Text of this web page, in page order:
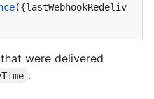
({lastWebhookRedeliv
were delivered
.